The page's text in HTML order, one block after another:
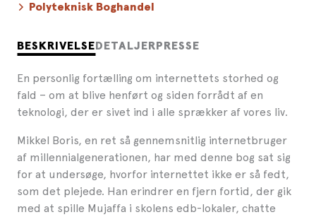
BESKRIVELSE DETALJER PRESSE
En personlig fortælling om internettets storhed og
fald – om at blive henført og siden forrådt af en
teknologi, der er sivet ind i alle sprækker af vores liv.
Mikkel Boris, en ret så gennemsnitlig internetbruger
af millennialgenerationen, har med denne bog sat sig
for at undersøge, hvorfor internettet ikke er så fedt,
som det plejede. Han erindrer en fjern fortid, der gik
med at spille Mujaffa i skolens edb-lokaler, chatte
Polyteknisk Boghandel